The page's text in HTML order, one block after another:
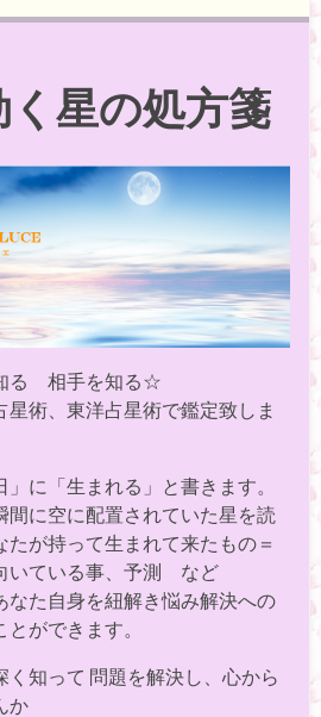
星の処方箋
る 相手を知る☆
星術、東洋占星術で鑑定致しま
」に「生まれる」と書きます。
間に空に配置されていた星を読
たが持って生まれて来たもの＝
いている事、予測 など
なた自身を紐解き悩み解決への
ができます。
知って 問題を解決し、心から
か